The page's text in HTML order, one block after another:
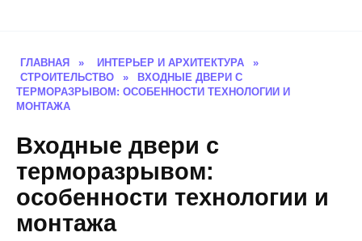
ГЛАВНАЯ » ИНТЕРЬЕР И АРХИТЕКТУРА
»
СТРОИТЕЛЬСТВО
»
ВХОДНЫЕ ДВЕРИ С
ТЕРМОРАЗРЫВОМ: ОСОБЕННОСТИ ТЕХНОЛОГИИ И
МОНТАЖА
Входные двери с
терморазрывом:
особенности технологии и
монтажа